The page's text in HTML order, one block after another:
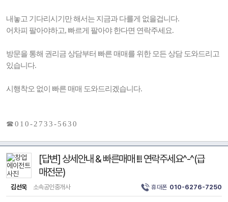
내놓고 기다리시기만 해서는 지금과 다를게 없을겁니다.
어차피 팔아야하고, 빠르게 팔아야 한다면 연락주세요.
방문을 통해 권리금 상담부터 빠른 매매를 위한 모든 상담 도와드리고
있습니다.
시행착오 없이 빠른 매매 도와드리겠습니다.
☎ 0 1 0 - 2 7 3 3 - 5 6 3 0
[답변] 상세안내 & 빠른매매 !!! 연락주세요^-^(급
매전문)
김선욱 소속공인중개사 휴대폰 010-6276-7250